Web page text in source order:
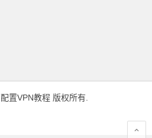
配置VPN教程版权所有.